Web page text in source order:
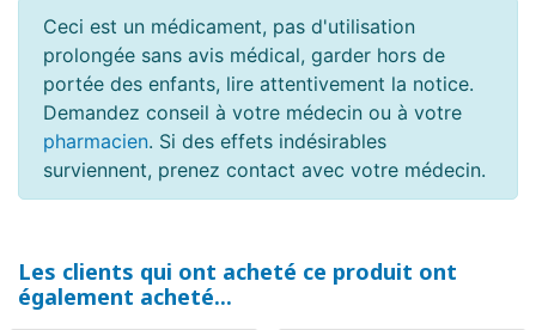
Ceci est un médicament, pas d'utilisation
prolongée sans avis médical, garder hors de
portée des enfants, lire attentivement la notice.
Demandez conseil à votre médecin ou à votre
pharmacien. Si des effets indésirables
surviennent, prenez contact avec votre médecin.
Les clients qui ont acheté ce produit ont
également acheté...